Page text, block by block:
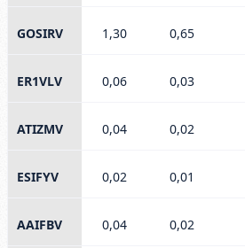
GOSIRV 1,30 0,65
ER1VLV 0,06 0,03
ATIZMV 0,04 0,02
ESIFYV 0,02 0,01
AAIFBV 0,04 0,02